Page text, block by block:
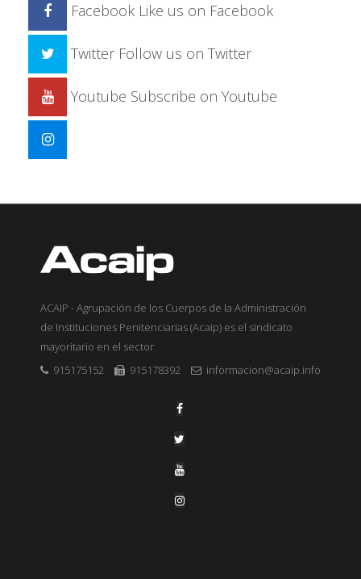
Facebook Like us on Facebook
Twitter Follow us on Twitter
Youtube Subscribe on Youtube
ACAIP - Agrupación de los Cuerpos de la Administración
de Instituciones Penitenciarias (Acaip) es el sindicato
mayoritario en el sector
915175152
915178392 informacion@acaip.info